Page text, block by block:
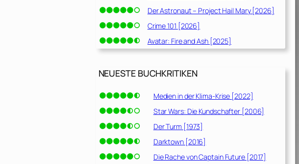
Der Astronaut – Project Hail Mary [2026]
Crime 101 [2026]
Avatar: Fire and Ash [2025]
NEUESTE BUCHKRITIKEN
Medien in der Klima-Krise [2022]
Star Wars: Die Kundschafter [2006]
Der Turm [1973]
Darktown [2016]
Die Rache von Captain Future [2017]